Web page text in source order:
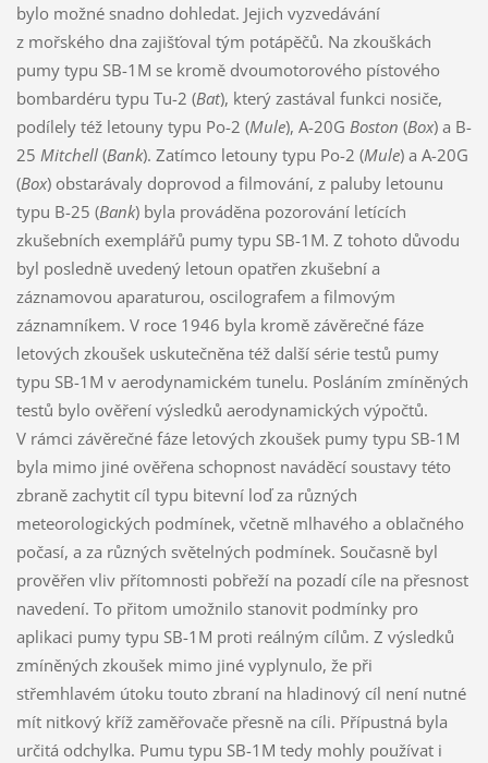
bylo možné snadno dohledat. Jejich vyzvedávání
z mořského dna zajišťoval tým potápěčů. Na zkouškách
pumy typu SB-1M se kromě dvoumotorového pístového
bombardéru typu Tu-2 (Bat), který zastával funkci nosiče,
podílely též letouny typu Po-2 (Mule), A-20G Boston (Box) a B-
25 Mitchell(Bank). Zatímco letouny typu Po-2 (Mule) a A-20G
(Box) obstarávaly doprovod a filmování, z paluby letounu
typu B-25 (Bank) byla prováděna pozorování letících
zkušebních exemplářů pumy typu SB-1M. Z tohoto důvodu
byl posledně uvedený letoun opatřen zkušební a
záznamovou aparaturou, oscilografem a filmovým
záznamníkem. V roce 1946 byla kromě závěrečné fáze
letových zkoušek uskutečněna též další série testů pumy
typu SB-1M v aerodynamickém tunelu. Posláním zmíněných
testů bylo ověření výsledků aerodynamických výpočtů.
V rámci závěrečné fáze letových zkoušek pumy typu SB-1M
byla mimo jiné ověřena schopnost naváděcí soustavy této
zbraně zachytit cíl typu bitevní loď za různých
meteorologických podmínek, včetně mlhavého a oblačného
počasí, a za různých světelných podmínek. Současně byl
prověřen vliv přítomnosti pobřeží na pozadí cíle na přesnost
navedení. To přitom umožnilo stanovit podmínky pro
aplikaci pumy typu SB-1M proti reálným cílům. Z výsledků
zmíněných zkoušek mimo jiné vyplynulo, že při
střemhlavém útoku touto zbraní na hladinový cíl není nutné
mít nitkový kříž zaměřovače přesně na cíli. Přípustná byla
určitá odchylka. Pumu typu SB-1M tedy mohly používat i